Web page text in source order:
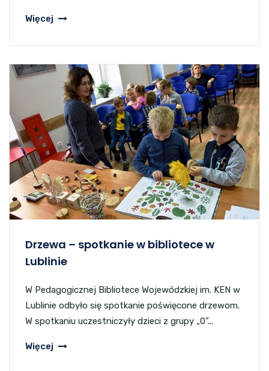
Więcej
Drzewa – spotkanie w bibliotece w
Lublinie
W Pedagogicznej Bibliotece Wojewódzkiej im. KEN w
Lublinie odbyło się spotkanie poświęcone drzewom.
W spotkaniu uczestniczyły dzieci z grupy „0”...
Więcej